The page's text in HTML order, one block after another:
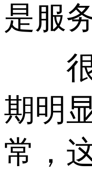
是服
很
期明
常，